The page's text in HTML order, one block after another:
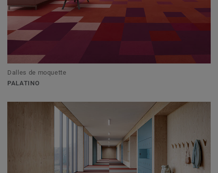
Dalles de moquette
PALATINO